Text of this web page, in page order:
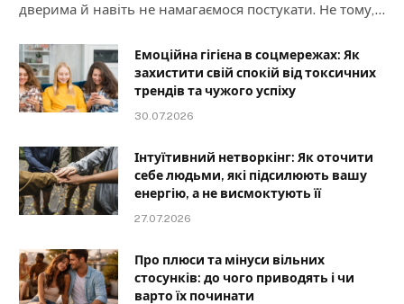
дверима й навіть не намагаємося постукати. Не тому,…
Емоційна гігієна в соцмережах: Як
захистити свій спокій від токсичних
трендів та чужого успіху
30.07.2026
Інтуїтивний нетворкінг: Як оточити
себе людьми, які підсилюють вашу
енергію, а не висмоктують її
27.07.2026
Про плюси та мінуси вільних
стосунків: до чого приводять і чи
варто їх починати